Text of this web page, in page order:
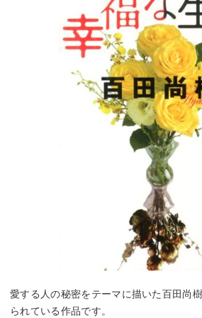
愛する人の秘密をテーマに描いた百田尚
られている作品です。